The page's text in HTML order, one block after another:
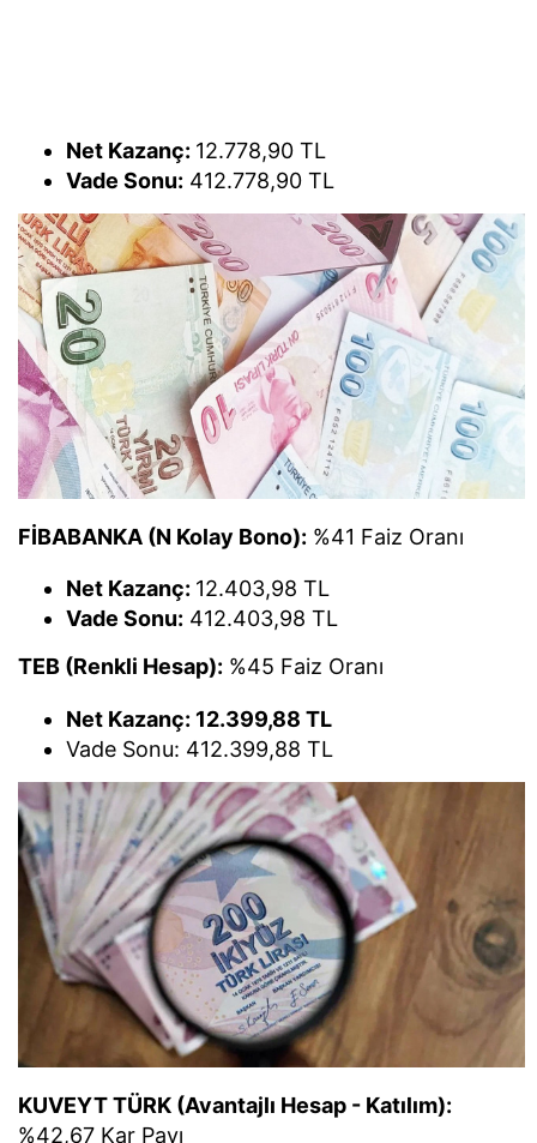
Net Kazanç: 12.778,90 TL
Vade Sonu: 412.778,90 TL
FİBABANKA (N Kolay Bono): %41 Faiz Oranı
Net Kazanç: 12.403,98 TL
Vade Sonu: 412.403,98 TL
TEB (Renkli Hesap): %45 Faiz Oranı
Net Kazanç: 12.399,88 TL
Vade Sonu: 412.399,88 TL
KUVEYT TÜRK (Avantajlı Hesap - Katılım):
%42,67 Kar Payı